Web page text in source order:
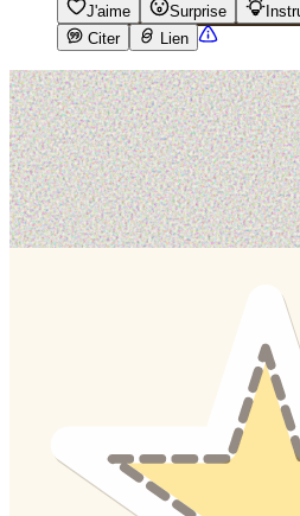
J'aime
Surprise
Citer
Lien